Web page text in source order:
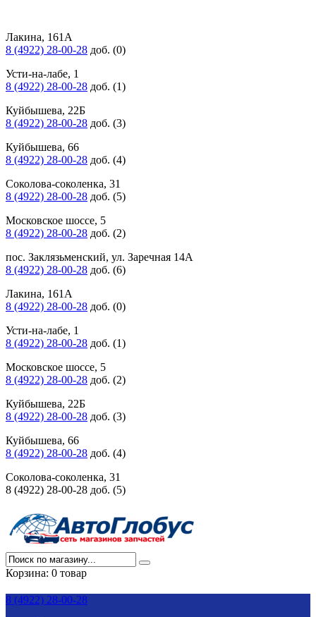
Лакина, 161А
8 (4922) 28-00-28 доб. (0)
Усти-на-лабе, 1
8 (4922) 28-00-28 доб. (1)
Куйбышева, 22Б
8 (4922) 28-00-28 доб. (3)
Куйбышева, 66
8 (4922) 28-00-28 доб. (4)
Соколова-соколенка, 31
8 (4922) 28-00-28 доб. (5)
Московское шоссе, 5
8 (4922) 28-00-28 доб. (2)
пос. Заклязьменский, ул. Заречная 14А
8 (4922) 28-00-28 доб. (6)
Лакина, 161А
8 (4922) 28-00-28 доб. (0)
Усти-на-лабе, 1
8 (4922) 28-00-28 доб. (1)
Московское шоссе, 5
8 (4922) 28-00-28 доб. (2)
Куйбышева, 22Б
8 (4922) 28-00-28 доб. (3)
Куйбышева, 66
8 (4922) 28-00-28 доб. (4)
Соколова-соколенка, 31
8 (4922) 28-00-28 доб. (5)
Корзина: 0 товар
8 (4922) 28-00-28